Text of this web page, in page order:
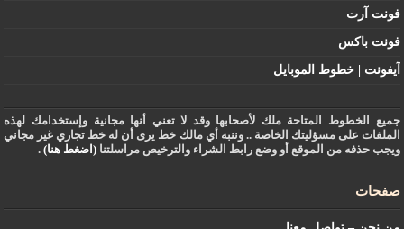
فونت آرت
فونت باكس
آيفونت | خطوط الموبايل
جميع الخطوط المتاحة ملك لأصحابها وقد لا تعني أنها مجانية وإستخدامك لهذه
الملفات على مسؤليتك الخاصة .. وننبه أي مالك خط يرى أن له خط تجاري غير مجاني
ويجب حذفه من الموقع أو وضع رابط الشراء والترخيص مراسلتنا(اضغط هنا) .
صفحات